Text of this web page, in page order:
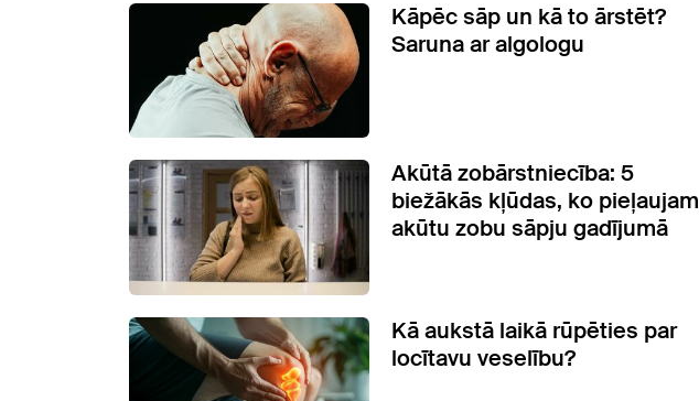
Kāpēc sāp un kā to ārstēt?
Saruna ar algologu
Akūtā zobārstniecība: 5
biežākās kļūdas, ko pieļaujam
akūtu zobu sāpju gadījumā
Kā aukstā laikā rūpēties par
locītavu veselību?